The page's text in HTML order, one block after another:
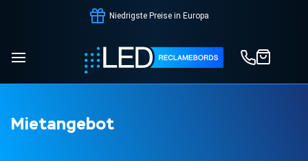
Niedrigste Preise in Europa
Mietangebot